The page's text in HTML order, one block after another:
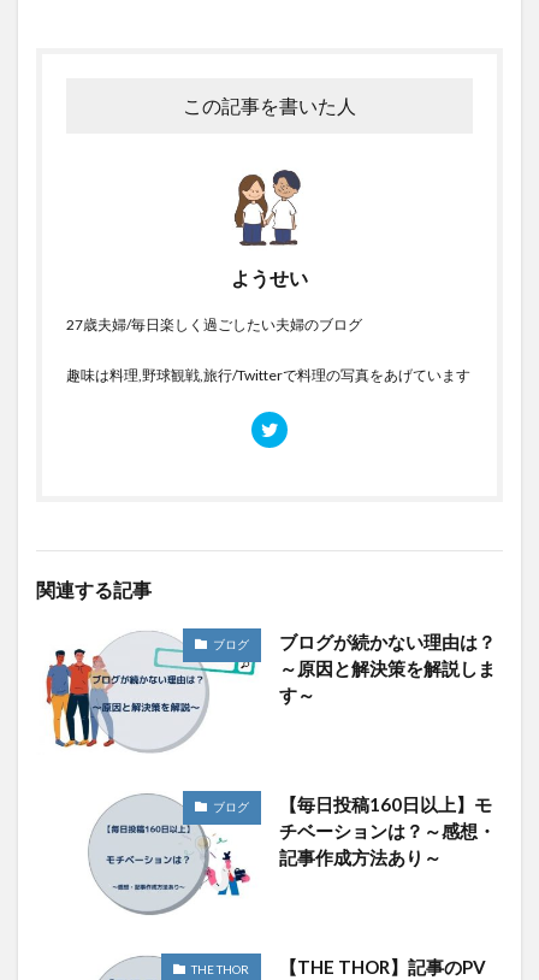
この記事を書いた人
ようせい
27歳夫婦/毎日楽しく過ごしたい夫婦のブログ
趣味は料理,野球観戦,旅行/Twitterで料理の写真をあげています
関連する記事
ブログ
ブログが続かない理由は？
～原因と解決策を解説しま
す～
ブログ
【毎日投稿160日以上】モ
チベーションは？～感想・
記事作成方法あり～
THE THOR
【THE THOR】記事のPV